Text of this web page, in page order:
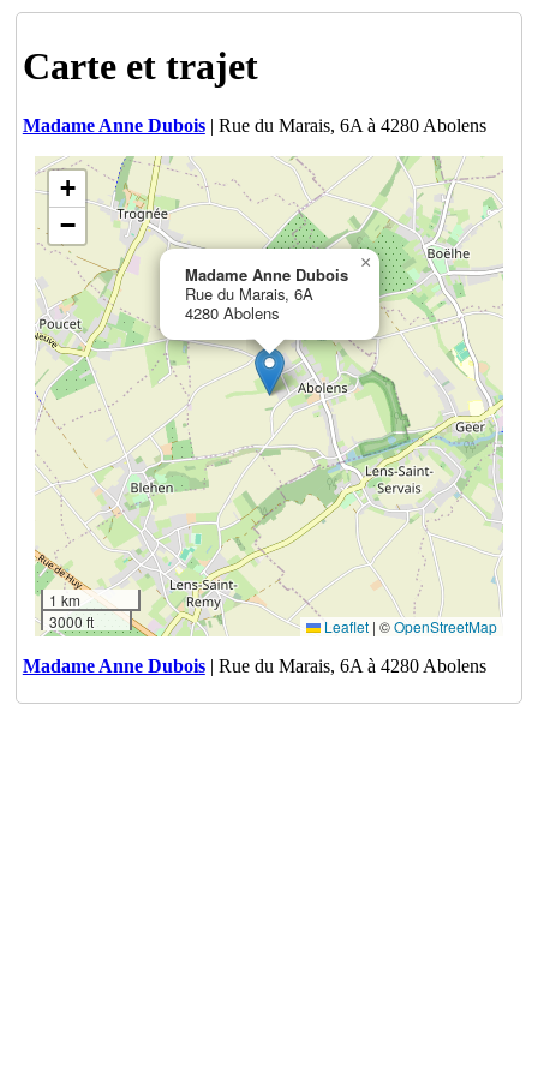
Carte et trajet
Madame Anne Dubois| Rue du Marais, 6A à 4280 Abolens
Madame Anne Dubois
Rue du Marais, 6A
4280 Abolens
×
+
−
1 km
3000 ft
Leaflet | ©OpenStreetMap
Madame Anne Dubois| Rue du Marais, 6A à 4280 Abolens